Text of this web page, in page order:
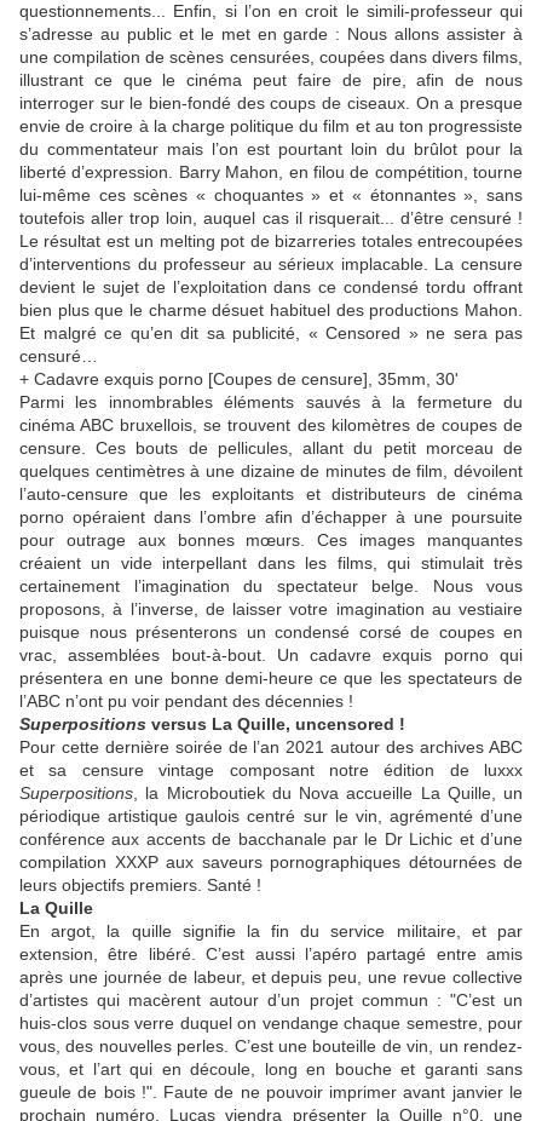
questionnements... Enfin, si l’on en croit le simili-professeur qui
s’adresse au public et le met en garde : Nous allons assister à
une compilation de scènes censurées, coupées dans divers films,
illustrant ce que le cinéma peut faire de pire, afin de nous
interroger sur le bien-fondé des coups de ciseaux. On a presque
envie de croire à la charge politique du film et au ton progressiste
du commentateur mais l’on est pourtant loin du brûlot pour la
liberté d’expression. Barry Mahon, en filou de compétition, tourne
lui-même ces scènes « choquantes » et « étonnantes », sans
toutefois aller trop loin, auquel cas il risquerait... d’être censuré !
Le résultat est un melting pot de bizarreries totales entrecoupées
d’interventions du professeur au sérieux implacable. La censure
devient le sujet de l’exploitation dans ce condensé tordu offrant
bien plus que le charme désuet habituel des productions Mahon.
Et malgré ce qu’en dit sa publicité, « Censored » ne sera pas
censuré…
+ Cadavre exquis porno [Coupes de censure], 35mm, 30'
Parmi les innombrables éléments sauvés à la fermeture du
cinéma ABC bruxellois, se trouvent des kilomètres de coupes de
censure. Ces bouts de pellicules, allant du petit morceau de
quelques centimètres à une dizaine de minutes de film, dévoilent
l’auto-censure que les exploitants et distributeurs de cinéma
porno opéraient dans l’ombre afin d’échapper à une poursuite
pour outrage aux bonnes mœurs. Ces images manquantes
créaient un vide interpellant dans les films, qui stimulait très
certainement l’imagination du spectateur belge. Nous vous
proposons, à l’inverse, de laisser votre imagination au vestiaire
puisque nous présenterons un condensé corsé de coupes en
vrac, assemblées bout-à-bout. Un cadavre exquis porno qui
présentera en une bonne demi-heure ce que les spectateurs de
l’ABC n’ont pu voir pendant des décennies !
Superpositions versus La Quille, uncensored !
Pour cette dernière soirée de l’an 2021 autour des archives ABC
et sa censure vintage composant notre édition de luxxx
Superpositions , la Microboutiek du Nova accueille La Quille, un
périodique artistique gaulois centré sur le vin, agrémenté d’une
conférence aux accents de bacchanale par le Dr Lichic et d’une
compilation XXXP aux saveurs pornographiques détournées de
leurs objectifs premiers. Santé !
La Quille
En argot, la quille signifie la fin du service militaire, et par
extension, être libéré. C’est aussi l’apéro partagé entre amis
après une journée de labeur, et depuis peu, une revue collective
d’artistes qui macèrent autour d’un projet commun : "C’est un
huis-clos sous verre duquel on vendange chaque semestre, pour
vous, des nouvelles perles. C’est une bouteille de vin, un rendez-
vous, et l’art qui en découle, long en bouche et garanti sans
gueule de bois !". Faute de ne pouvoir imprimer avant janvier le
prochain numéro, Lucas viendra présenter la Quille n°0, une